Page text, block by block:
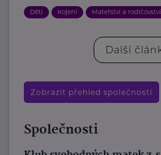
Děti Kojení Mateřství a rodičovství
Další
Zobrazit přehled společností
Společnosti